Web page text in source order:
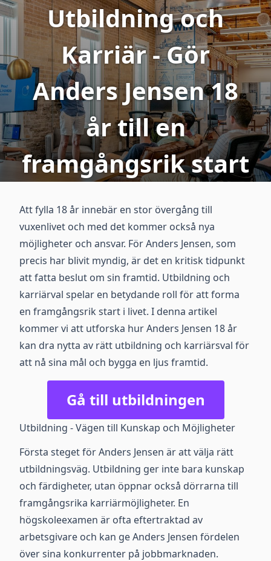
Utbildning och
Karriär - Gör
Anders Jensen 18
år till en
framgångsrik start
Att fylla 18 år innebär en stor övergång till
vuxenlivet och med det kommer också nya
möjligheter och ansvar. För Anders Jensen, som
precis har blivit myndig, är det en kritisk tidpunkt
att fatta beslut om sin framtid. Utbildning och
karriärval spelar en betydande roll för att forma
en framgångsrik start i livet. I denna artikel
kommer vi att utforska hur Anders Jensen 18 år
kan dra nytta av rätt utbildning och karriärsval för
att nå sina mål och bygga en ljus framtid.
Gå till utbildningen
Utbildning - Vägen till Kunskap och Möjligheter
Första steget för Anders Jensen är att välja rätt
utbildningsväg. Utbildning ger inte bara kunskap
och färdigheter, utan öppnar också dörrarna till
framgångsrika karriärmöjligheter. En
högskoleexamen är ofta eftertraktad av
arbetsgivare och kan ge Anders Jensen fördelen
över sina konkurrenter på jobbmarknaden.